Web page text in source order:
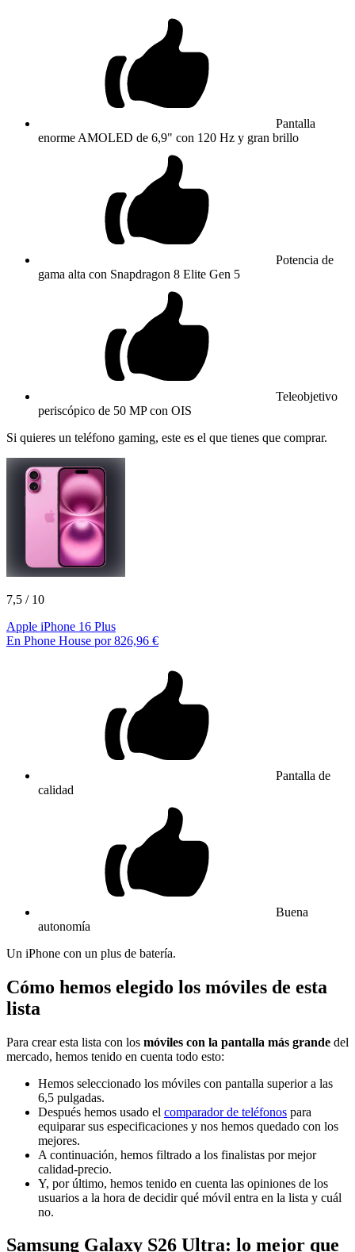
Pantalla
enorme AMOLED de 6,9" con 120 Hz y gran brillo
Potencia de
gama alta con Snapdragon 8 Elite Gen 5
Teleobjetivo
periscópico de 50 MP con OIS
Si quieres un teléfono gaming, este es el que tienes que comprar.
7,5 / 10
Apple iPhone 16 Plus
En Phone House por 826,96 €
Pantalla de
calidad
Buena
autonomía
Un iPhone con un plus de batería.
Cómo hemos elegido los móviles de esta
lista
Para crear esta lista con los móviles con la pantalla más grande del
mercado, hemos tenido en cuenta todo esto:
Hemos seleccionado los móviles con pantalla superior a las
6,5 pulgadas.
Después hemos usado el comparador de teléfonos para
equiparar sus especificaciones y nos hemos quedado con los
mejores.
A continuación, hemos filtrado a los finalistas por mejor
calidad-precio.
Y, por último, hemos tenido en cuenta las opiniones de los
usuarios a la hora de decidir qué móvil entra en la lista y cuál
no.
Samsung Galaxy S26 Ultra: lo mejor que